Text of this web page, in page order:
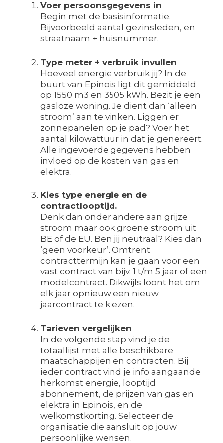
Voer persoonsgegevens in
Begin met de basisinformatie.
Bijvoorbeeld aantal gezinsleden, en
straatnaam + huisnummer.
Type meter + verbruik invullen
Hoeveel energie verbruik jij? In de
buurt van Epinois ligt dit gemiddeld
op 1550 m3 en 3505 kWh. Bezit je een
gasloze woning. Je dient dan ‘alleen
stroom’ aan te vinken. Liggen er
zonnepanelen op je pad? Voer het
aantal kilowattuur in dat je genereert.
Alle ingevoerde gegevens hebben
invloed op de kosten van gas en
elektra.
Kies type energie en de
contractlooptijd.
Denk dan onder andere aan grijze
stroom maar ook groene stroom uit
BE of de EU. Ben jij neutraal? Kies dan
‘geen voorkeur’. Omtrent
contracttermijn kan je gaan voor een
vast contract van bijv. 1 t/m 5 jaar of een
modelcontract. Dikwijls loont het om
elk jaar opnieuw een nieuw
jaarcontract te kiezen.
Tarieven vergelijken
In de volgende stap vind je de
totaallijst met alle beschikbare
maatschappijen en contracten. Bij
ieder contract vind je info aangaande
herkomst energie, looptijd
abonnement, de prijzen van gas en
elektra in Epinois, en de
welkomstkorting. Selecteer de
organisatie die aansluit op jouw
persoonlijke wensen.